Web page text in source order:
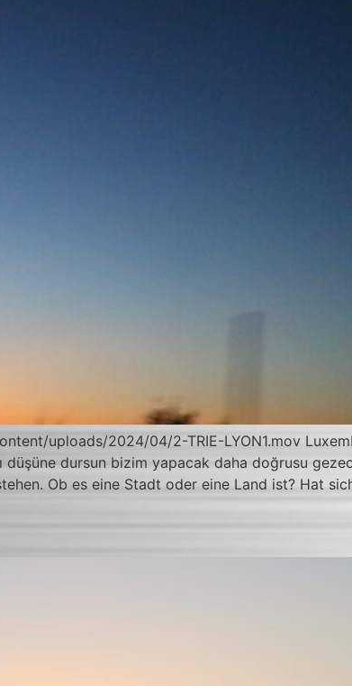
uploads/2024/04/2-TRIE-LYON1.mov
dursun bizim yapacak daha doğrusu
Ob es eine Stadt oder eine Land ist? Hat